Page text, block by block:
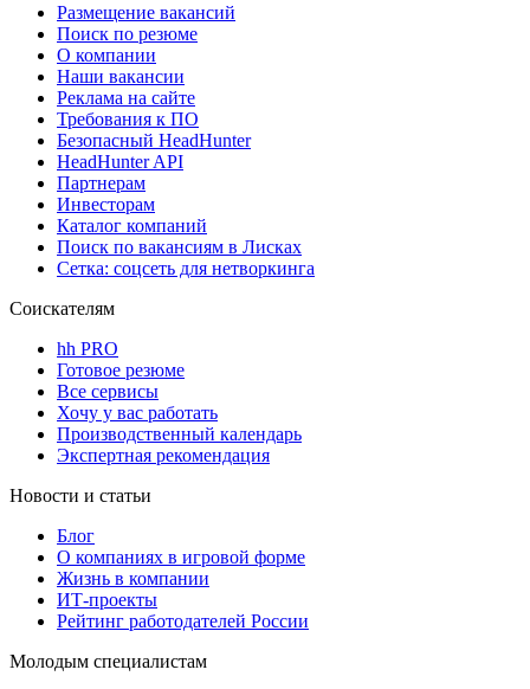
Размещение вакансий
Поиск по резюме
О компании
Наши вакансии
Реклама на сайте
Требования к ПО
Безопасный HeadHunter
HeadHunter API
Партнерам
Инвесторам
Каталог компаний
Поиск по вакансиям в Лисках
Сетка: соцсеть для нетворкинга
Соискателям
hh PRO
Готовое резюме
Все сервисы
Хочу у вас работать
Производственный календарь
Экспертная рекомендация
Новости и статьи
Блог
О компаниях в игровой форме
Жизнь в компании
ИТ-проекты
Рейтинг работодателей России
Молодым специалистам